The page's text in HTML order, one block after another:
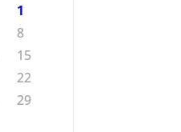
1
8
15
22
29